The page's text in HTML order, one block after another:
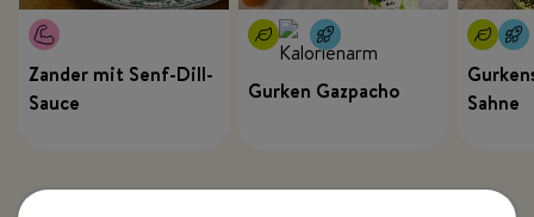
Zander mit Senf-Dill-
Sauce
Gurken Gazpacho
Sahne